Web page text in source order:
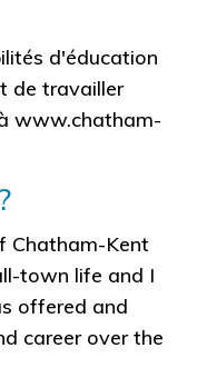
d'éducation
de travailler
www.chatham-
Chatham-Kent
town life and I
offered and
career over the